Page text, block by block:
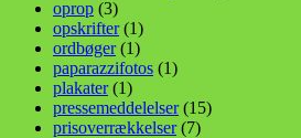
oprop (3)
opskrifter(1)
ordbøger(1)
paparazzifotos (1)
plakater(1)
pressemeddelelser(15)
prisoverrækkelser(7)